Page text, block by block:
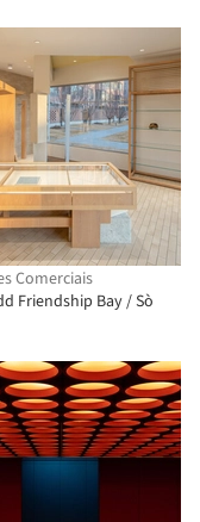
Comerciais
Friendship Bay / Sò